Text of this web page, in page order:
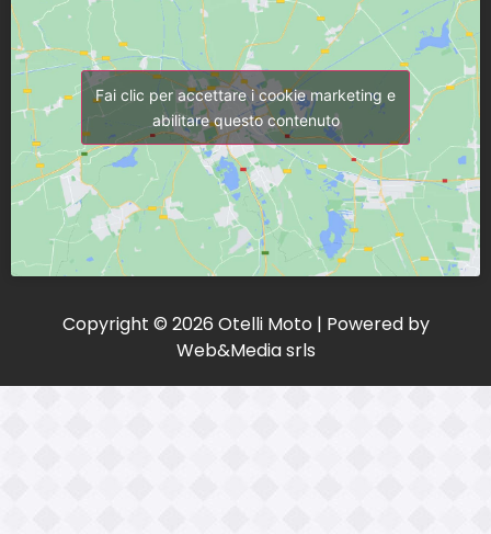
Fai clic per accettare i cookie marketing e
abilitare questo contenuto
Copyright © 2026 Otelli Moto | Powered by
Web&Media srls